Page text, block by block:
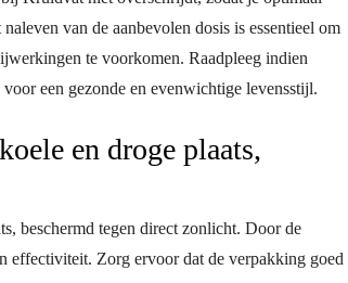
van de aanbevolen dosis is essentieel om
te voorkomen. Raadpleeg indien
een gezonde en evenwichtige levensstijl.
en droge plaats,
beschermd tegen direct zonlicht. Door de
effectiviteit. Zorg ervoor dat de verpakking goed